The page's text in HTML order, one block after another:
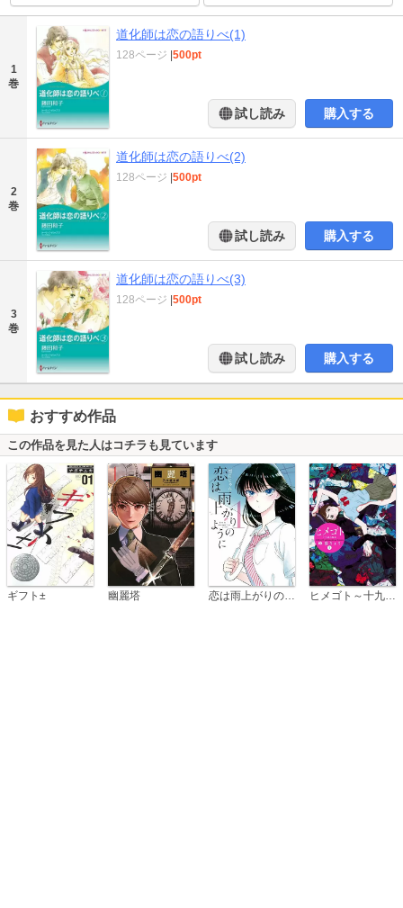
1
巻
道化師は恋の語りべ(1)
128ページ 500pt
試し読み 購入する
2
巻
道化師は恋の語りべ(2)
128ページ 500pt
試し読み 購入する
3
巻
道化師は恋の語りべ(3)
128ページ 500pt
試し読み 購入する
おすすめ作品
この作品を見た人はコチラも見ています
ギフト± 幽麗塔 恋は雨上がりのように ヒメゴト～十九歳の制服～